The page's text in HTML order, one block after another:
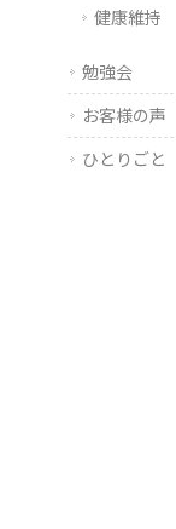
健康維持
勉強会
お客様の声
ひとりごと